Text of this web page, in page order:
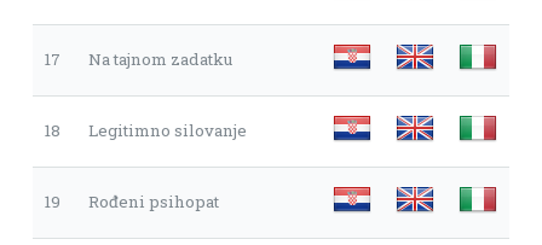
17 Na tajnom zadatku
18 Legitimno silovanje
19 Rođeni psihopat